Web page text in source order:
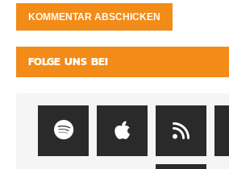
FOLGE UNS BEI